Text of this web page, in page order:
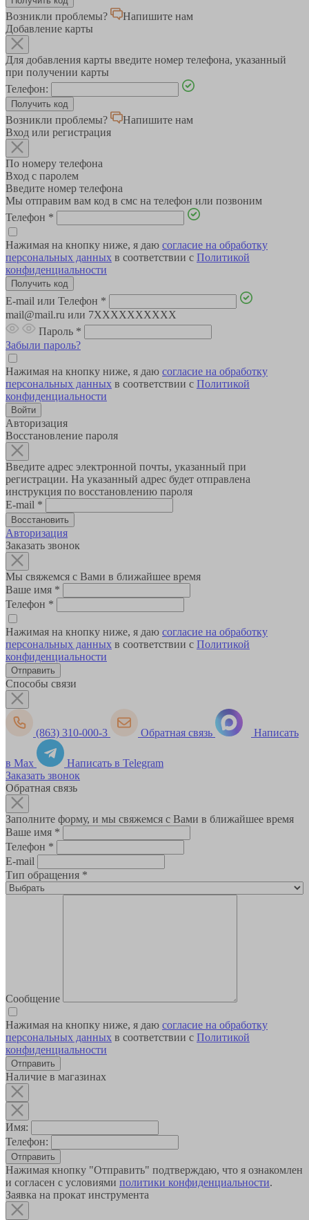
Возникли проблемы?
Напишите нам
Добавление карты
Для добавления карты введите номер телефона, указанный
при получении карты
Телефон:
Возникли проблемы?
Напишите нам
Вход или регистрация
По номеру телефона
Вход с паролем
Введите номер телефона
Мы отправим вам код в смс на телефон или позвоним
Телефон *
Нажимая на кнопку ниже, я даю согласие на обработку
персональных данных в соответствии с Политикой
конфиденциальности
E-mail или Телефон *
mail@mail.ru или 7XXXXXXXXXX
Пароль *
Забыли пароль?
Нажимая на кнопку ниже, я даю согласие на обработку
персональных данных в соответствии с Политикой
конфиденциальности
Авторизация
Восстановление пароля
Введите адрес электронной почты, указанный при
регистрации. На указанный адрес будет отправлена
инструкция по восстановлению пароля
E-mail *
Авторизация
Заказать звонок
Мы свяжемся с Вами в ближайшее время
Ваше имя *
Телефон *
Нажимая на кнопку ниже, я даю согласие на обработку
персональных данных в соответствии с Политикой
конфиденциальности
Способы связи
(863) 310-000-3 Обратная связь Написать
в Max
Написать в Telegram
Заказать звонок
Обратная связь
Заполните форму, и мы свяжемся с Вами в ближайшее время
Ваше имя *
Телефон *
E-mail
Тип обращения *
Сообщение
Нажимая на кнопку ниже, я даю согласие на обработку
персональных данных в соответствии с Политикой
конфиденциальности
Наличие в магазинах
Имя:
Телефон:
Отправить
Нажимая кнопку "Отправить" подтверждаю, что я ознакомлен
и согласен с условиями политики конфиденциальности.
Заявка на прокат инструмента